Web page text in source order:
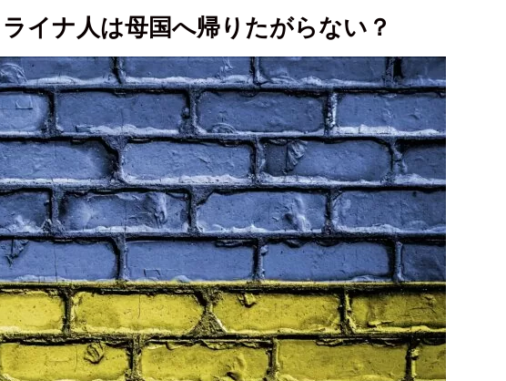
イナ人は母国へ帰りたがらない？